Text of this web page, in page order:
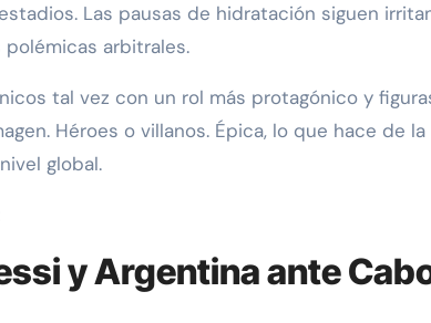
Las pausas de hidratación siguen
arbitrales.
tal vez con un rol más protagónico y
Héroes o villanos. Épica, lo que hace de la
global.
y Argentina ante